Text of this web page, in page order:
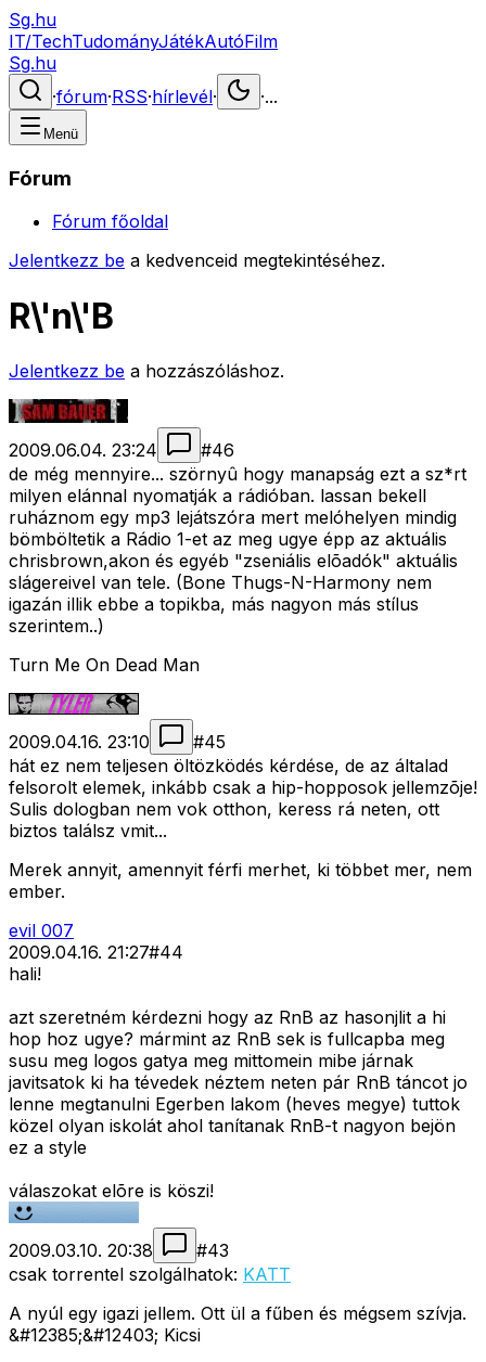
Sg.hu
IT/TechTudományJátékAutóFilm
Sg.hu
·fórum·RSS·hírlevél· ·...
Menü
Fórum
Fórum főoldal
Jelentkezz be a kedvenceid megtekintéséhez.
R\'n\'B
Jelentkezz be a hozzászóláshoz.
2009.06.04. 23:24 #46
de még mennyire... szörnyû hogy manapság ezt a sz*rt
milyen elánnal nyomatják a rádióban. lassan bekell
ruháznom egy mp3 lejátszóra mert melóhelyen mindig
bömböltetik a Rádio 1-et az meg ugye épp az aktuális
chrisbrown,akon és egyéb "zseniális elõadók" aktuális
slágereivel van tele. (Bone Thugs-N-Harmony nem
igazán illik ebbe a topikba, más nagyon más stílus
szerintem..)
Turn Me On Dead Man
2009.04.16. 23:10 #45
hát ez nem teljesen öltözködés kérdése, de az általad
felsorolt elemek, inkább csak a hip-hopposok jellemzõje!
Sulis dologban nem vok otthon, keress rá neten, ott
biztos találsz vmit...
Merek annyit, amennyit férfi merhet, ki többet mer, nem
ember.
evil 007
2009.04.16. 21:27#44
hali!
azt szeretném kérdezni hogy az RnB az hasonjlit a hi
hop hoz ugye? mármint az RnB sek is fullcapba meg
susu meg logos gatya meg mittomein mibe járnak
javitsatok ki ha tévedek néztem neten pár RnB táncot jo
lenne megtanulni Egerben lakom (heves megye) tuttok
közel olyan iskolát ahol tanítanak RnB-t nagyon bejön
ez a style
válaszokat elõre is köszi!
2009.03.10. 20:38 #43
csak torrentel szolgálhatok: KATT
A nyúl egy igazi jellem. Ott ül a fűben és mégsem szívja.
&#12385;&#12403; Kicsi